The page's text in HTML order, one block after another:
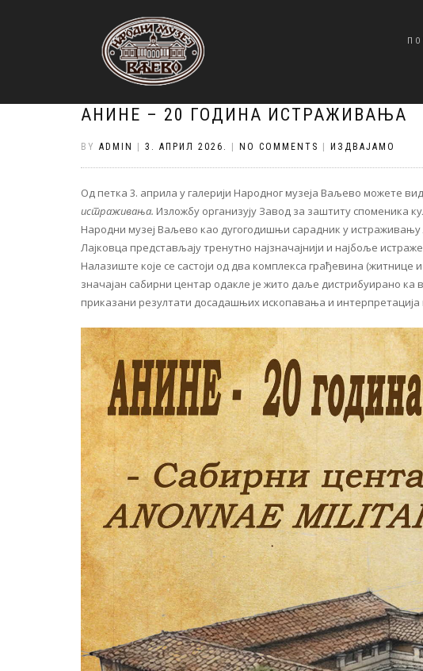
АНИНЕ – 20 ГОДИНА ИСТРАЖИВАЊА
BY ADMIN 3. АПРИЛ 2026. NO COMMENTS ИЗДВАЈАМО
Од петка 3. априла у галерији Народног музеја Ваљево можете
истраживања. Изложбу организују Завод за заштиту споменика
Народни музеј Ваљево као дугогодишњи сарадник у
Лајковца представљају тренутно најзначајнији и најбоље
Налазиште које се састоји од два комплекса грађевина (житнице
значајан сабирни центар одакле је жито даље дистрибуирано
приказани резултати досадашњих ископавања и интерпретација